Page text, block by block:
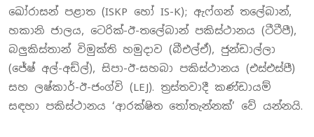
ඛෝරාසන් පළාත (ISKP හෝ IS-K); ඇෆ්ගන් තලේබාන්,
හකානි ජාලය, ටෙරික්-ඊ-තලේබාන් පකිස්ථානය (ටීටීපී),
බලුකිස්තාන් විමුක්ති හමුදාව (බීඑල්ඒ), ජුන්ඩාල්ලා
(ජේෂ් අල්-අඩ්ල්), සිපා-ඊ-සහබා පකිස්ථානය (එස්එස්පී)
සහ ලෂ්කාර්-ඊ-ජංග්වි (LEJ). ත්‍රස්තවාදී කණ්ඩායම්
සඳහා පකිස්ථානය ‘ආරක්ෂිත තෝතැන්නක්’ වේ යන්නයි.